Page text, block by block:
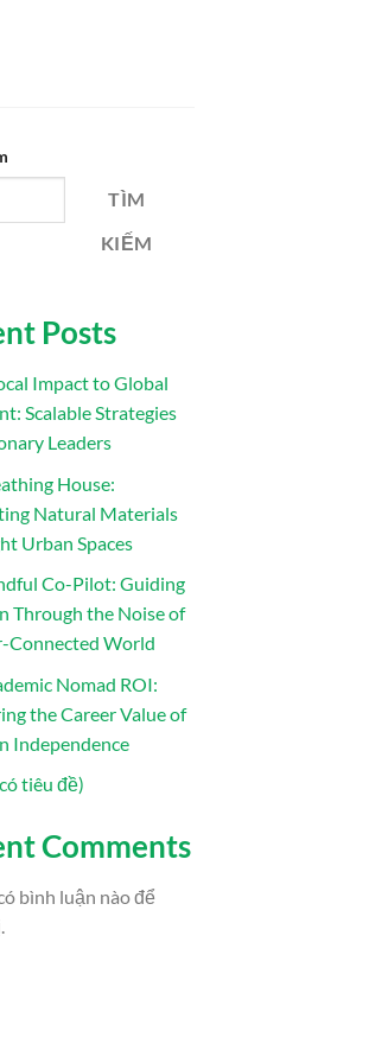
TÌM
KIẾM
Posts
Impact to Global
Scalable Strategies
Leaders
House:
Natural Materials
Urban Spaces
Co-Pilot: Guiding
Through the Noise of
Connected World
Nomad ROI:
the Career Value of
Independence
tiêu đề)
Comments
bình luận nào để